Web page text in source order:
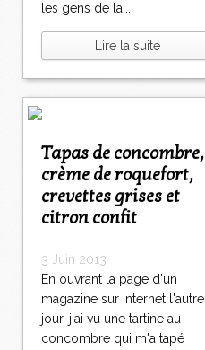
les gens de la...
Lire la suite
Tapas de concombre,
crème de roquefort,
crevettes grises et
citron confit
3 Juin 2013
En ouvrant la page d'un
magazine sur Internet l'autre
jour, j'ai vu une tartine au
concombre qui m'a tapé